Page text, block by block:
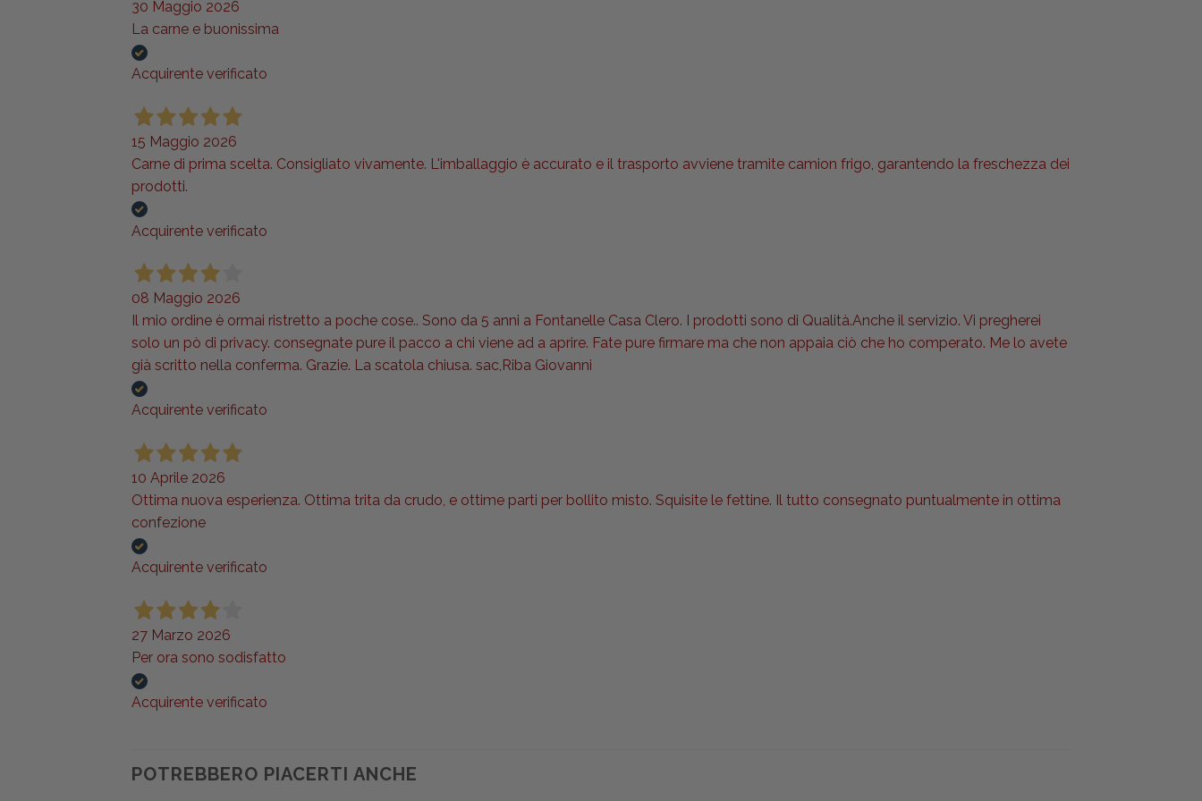
30 Maggio 2026
La carne e buonissima
Acquirente verificato
15 Maggio 2026
Carne di prima scelta. Consigliato vivamente. L'imballaggio è accurato e il trasporto avviene tramite camion frigo, garantendo la freschezza dei
prodotti.
Acquirente verificato
08 Maggio 2026
Il mio ordine è ormai ristretto a poche cose.. Sono da 5 anni a Fontanelle Casa Clero. I prodotti sono di Qualità.Anche il servizio. Vi pregherei
solo un pò di privacy. consegnate pure il pacco a chi viene ad a aprire. Fate pure firmare ma che non appaia ciò che ho comperato. Me lo avete
già scritto nella conferma. Grazie. La scatola chiusa. sac,Riba Giovanni
Acquirente verificato
10 Aprile 2026
Ottima nuova esperienza. Ottima trita da crudo, e ottime parti per bollito misto. Squisite le fettine. Il tutto consegnato puntualmente in ottima
confezione
Acquirente verificato
27 Marzo 2026
Per ora sono sodisfatto
Acquirente verificato
POTREBBERO PIACERTI ANCHE